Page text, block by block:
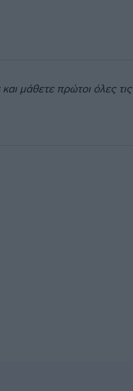
και μάθετε πρώτοι όλες τις